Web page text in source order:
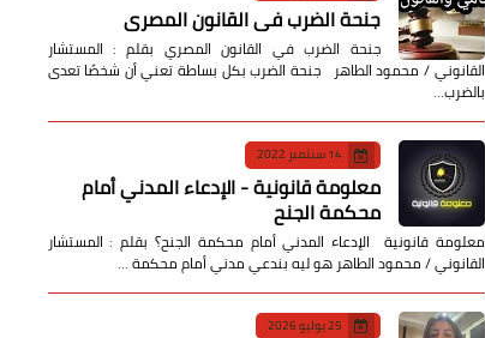
جنحة الضرب في القانون المصري
جنحة الضرب في القانون المصري بقلم : المستشار
القانوني / محمود الطاهر جنحة الضرب بكل بساطة تعني أن شخصًا تعدى
بالضرب…
14 سبتمبر 2022
معلومة قانونية - الإدعاء المدني أمام
محكمة الجنح
معلومة قانونية الإدعاء المدني أمام محكمة الجنح؟ بقلم : المستشار
القانوني / محمود الطاهر هو ليه بندعي مدني أمام محكمة …
25 يوليو 2026